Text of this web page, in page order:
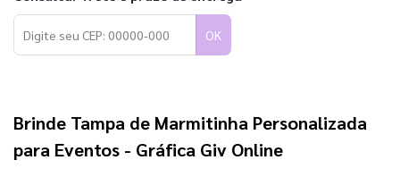
OK
Brinde Tampa de Marmitinha Personalizada
para Eventos - Gráfica Giv Online